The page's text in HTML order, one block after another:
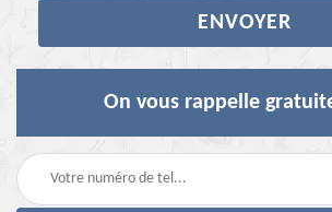
On vous rappelle